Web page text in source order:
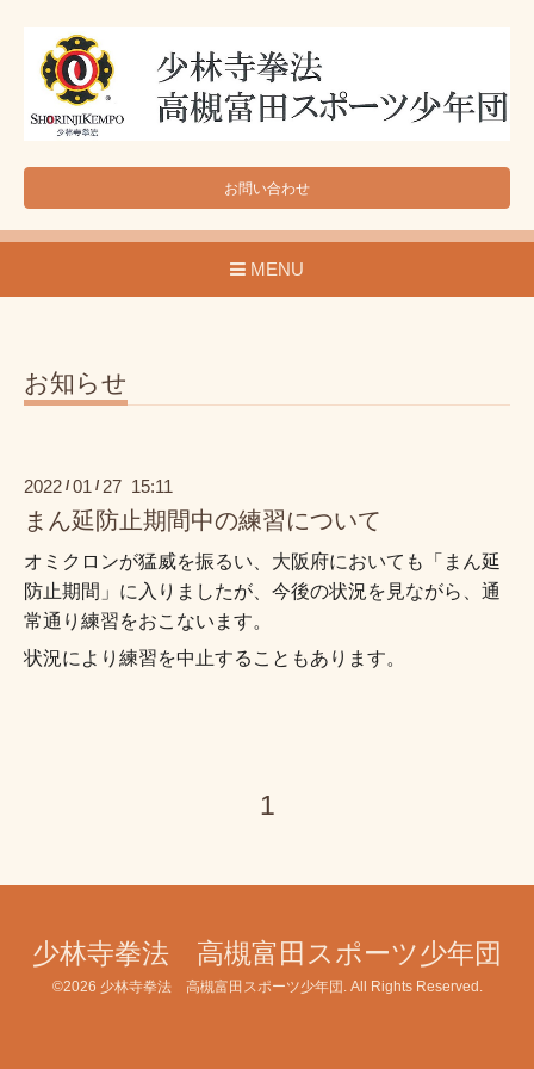
お問い合わせ
MENU
お知らせ
2022 / 01 / 27 15:11
まん延防止期間中の練習について
オミクロンが猛威を振るい、大阪府においても「 まん延
防止期間」に入りましたが、今後の状況を見ながら、 通
常通り練習をおこないます。
状況により練習を中止することもあります。
1
少林寺拳法 高槻富田スポーツ少年団
©2026 少林寺拳法 高槻富田スポーツ少年団 . All Rights Reserved.